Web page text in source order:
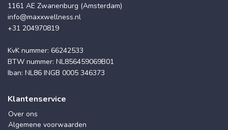
1161 AE Zwanenburg (Amsterdam)
info@maxxwellness.nl
+31 204970819
KvK nummer: 66242533
BTW nummer: NL856459069B01
Iban: NL86 INGB 0005 346373
Klantenservice
Over ons
Algemene voorwaarden